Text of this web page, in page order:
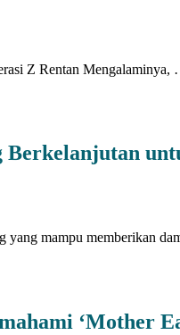
Z Rentan Mengalaminya,
Berkelanjutan
yang mampu memberikan
‘Mother